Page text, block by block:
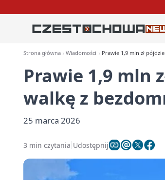
Strona główna Wiadomości Prawie 1,9 mln zł
Prawie 1,9 mln
walkę z
25 marca 2026
3 min czytania Udostępnij